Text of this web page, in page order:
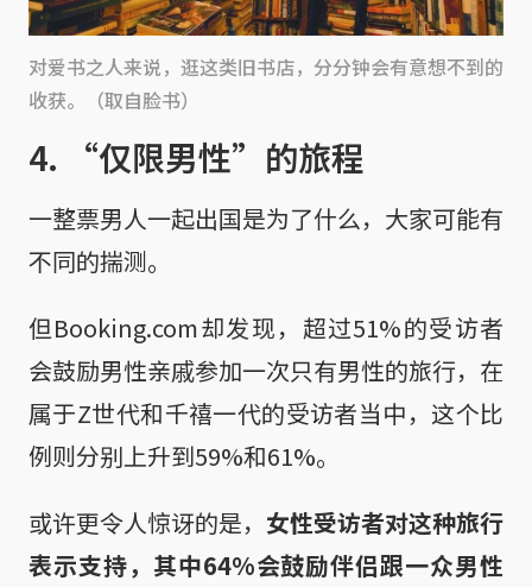
对爱书之人来说，逛这类旧书店，分分钟会有意想不到的
收获。（取自脸书）
4. “仅限男性”的旅程
一整票男人一起出国是为了什么，大家可能有
不同的揣测。
但Booking.com却发现，超过51%的受访者
会鼓励男性亲戚参加一次只有男性的旅行，在
属于Z世代和千禧一代的受访者当中，这个比
例则分别上升到59%和61%。
或许更令人惊讶的是， 女性受访者对这种旅行
表示支持，其中64%会鼓励伴侣跟一众男性